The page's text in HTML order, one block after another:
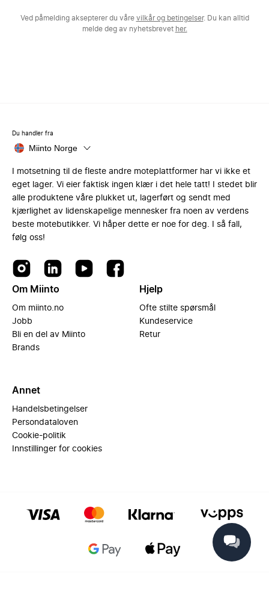
Ved påmelding aksepterer du våre vilkår og betingelser. Du kan alltid
melde deg av nyhetsbrevet her.
Du handler fra
Miinto Norge
I motsetning til de fleste andre moteplattformer har vi ikke et
eget lager. Vi eier faktisk ingen klær i det hele tatt! I stedet blir
alle produktene våre plukket ut, lagerført og sendt med
kjærlighet av lidenskapelige mennesker fra noen av verdens
beste motebutikker. Vi håper dette er noe for deg. I så fall,
følg oss!
Om Miinto
Om miinto.no
Jobb
Bli en del av Miinto
Brands
Hjelp
Ofte stilte spørsmål
Kundeservice
Retur
Annet
Handelsbetingelser
Persondataloven
Cookie-politik
Innstillinger for cookies